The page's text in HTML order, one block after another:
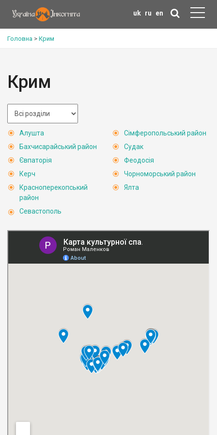
uk ru en
Головна > Крим
Крим
Алушта
Бахчисарайський район
Євпаторія
Керч
Красноперекопський
район
Севастополь
Сімферопольський район
Судак
Феодосія
Чорноморський район
Ялта